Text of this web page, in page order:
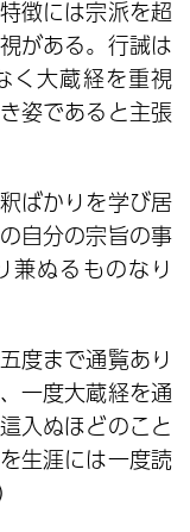
徴には宗派を超
がある。行誡は
く大蔵経を重視
姿であると主張
ばかりを学び居
自分の宗旨の事
兼ぬるものなり
度まで通覧あり
一度大蔵経を通
入ぬほどのこと
生涯には一度読